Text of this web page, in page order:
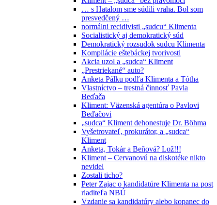
… s Hatalom sme súdili vraha. Bol som
presvedčený …
normálni recidivisti „sudcu“ Klimenta
Socialistický aj demokratický súd
Demokratický rozsudok sudcu Klimenta
Kompilácie eštebáckej tvorivosti
Akcia uzol a „sudca“ Kliment
„Prestriekané“ auto?
Anketa Pálku podľa Klimenta a Tótha
Vlastníctvo – trestná činnosť Pavla
Beďača
Kliment: Väzenská agentúra o Pavlovi
Beďačovi
„sudca“ Kliment dehonestuje Dr. Böhma
Vyšetrovateľ, prokurátor, a „sudca“
Kliment
Anketa, Tokár a Beňová? Lož!!!
Kliment – Cervanovú na diskotéke nikto
nevidel
Zostali ticho?
Peter Zajac o kandidatúre Klimenta na post
riaditeľa NBÚ
Vzdanie sa kandidatúry alebo kopanec do